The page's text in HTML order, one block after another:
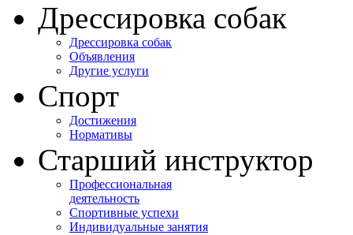
Дрессировка собак
Дрессировка собак
Объявления
Другие услуги
Спорт
Достижения
Нормативы
Старший инструктор
Профессиональная
деятельность
Спортивные успехи
Индивидуальные занятия